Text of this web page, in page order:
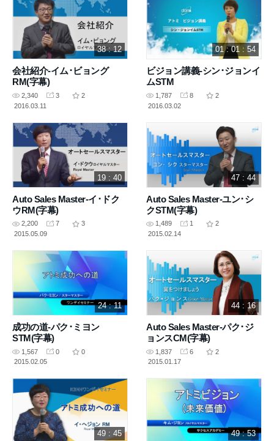
38 : 12
会社紹介-イム･ビョング
RM(字幕)
2,340 3
2
2016.03.11
01 : 01 : 54
ビジョン講義-シン･ジョンイ
ムSTM
1,787 8
2
2016.03.02
19 : 40
Auto Sales Master-イ･ドク
ウRM(字幕)
2,200 7
3
2015.05.09
47 : 44
Auto Sales Master-ユン･シ
クSTM(字幕)
1,489 1
2
2015.02.14
24 : 11
成功の道-パク･ミヨン
STM(字幕)
1,567 0
0
2015.02.05
44 : 16
Auto Sales Master-パク･ジ
ョンスCM(字幕)
1,837 6
2
2015.01.17
49 : 45 49 : 53